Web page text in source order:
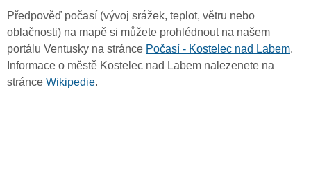
Předpověď počasí (vývoj srážek, teplot, větru nebo
oblačnosti) na mapě si můžete prohlédnout na našem
portálu Ventusky na stránce Počasí - Kostelec nad Labem.
Informace o městě Kostelec nad Labem nalezenete na
stránce Wikipedie.